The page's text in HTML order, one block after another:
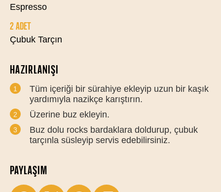
Espresso
2 ADET
Çubuk Tarçın
HAZIRLANIŞI
Tüm içeriği bir sürahiye ekleyip uzun bir kaşık
yardımıyla nazikçe karıştırın.
Üzerine buz ekleyin.
Buz dolu rocks bardaklara doldurup, çubuk
tarçınla süsleyip servis edebilirsiniz.
PAYLAŞIM